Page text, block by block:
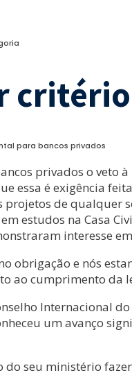
para bancos privados
privados o
essa é exigência
de qualquer
estudos na Casa
interesse
obrigação e nós
ao cumprimento da
Internacional
um avanço
do seu ministério